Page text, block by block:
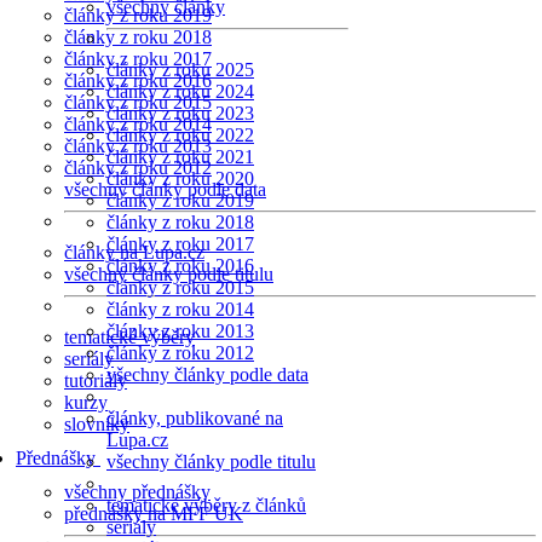
články z roku 2019
články z roku 2018
články z roku 2017
články z roku 2016
články z roku 2015
články z roku 2014
články z roku 2013
články z roku 2012
všechny články podle data
články na Lupa.cz
všechny články podle titulu
tematické výběry
seriály
tutoriály
kurzy
slovníky
Přednášky
všechny přednášky
přednášky na MFF UK
všechny články
články z roku 2025
články z roku 2024
články z roku 2023
články z roku 2022
články z roku 2021
články z roku 2020
články z roku 2019
články z roku 2018
články z roku 2017
články z roku 2016
články z roku 2015
články z roku 2014
články z roku 2013
články z roku 2012
všechny články podle data
články, publikované na
Lupa.cz
všechny články podle titulu
tematické výběry z článků
seriály